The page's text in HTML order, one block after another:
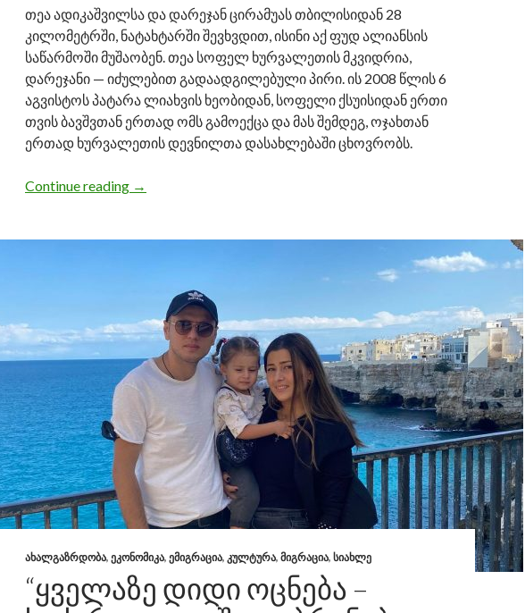
თეა ადიკაშვილსა და დარეჯან ცირამუას თბილისიდან 28
კილომეტრში, ნატახტარში შევხვდით, ისინი აქ ფუდ ალიანსის
საწარმოში მუშაობენ. თეა სოფელ ხურვალეთის მკვიდრია,
დარეჯანი — იძულებით გადაადგილებული პირი. ის 2008 წლის 6
აგვისტოს პატარა ლიახვის ხეობიდან, სოფელი ქსუისიდან ერთი
თვის ბავშვთან ერთად ომს გამოექცა და მას შემდეგ, ოჯახთან
ერთად ხურვალეთის დევნილთა დასახლებაში ცხოვრობს.
Continue reading “დილის 4 საათზე ვდგები და სამსახურში მოვდივარ”
→
ᲐᲮᲐᲚᲒᲐᲖᲠᲓᲝᲑᲐ, ᲔᲙᲝᲜᲝᲛᲘᲙᲐ, ᲔᲛᲘᲒᲠᲐᲪᲘᲐ, ᲙᲣᲚᲢᲣᲠᲐ, ᲛᲘᲒᲠᲐᲪᲘᲐ, ᲡᲘᲐᲮᲚᲔ
“ᲧᲕᲔᲚᲐᲖᲔ ᲓᲘᲓᲘ ᲝᲪᲜᲔᲑᲐ –